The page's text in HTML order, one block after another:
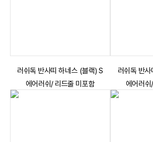
러쉬독 반사띠 하네스 (블랙) S
에어러쉬/ 리드줄 미포함
러쉬독 반
에어러